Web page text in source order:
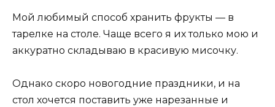
Мой любимый способ хранить фрукты — в
тарелке на столе. Чаще всего я их только мою и
аккуратно складываю в красивую мисочку.
Однако скоро новогодние праздники, и на
стол хочется поставить уже нарезанные и